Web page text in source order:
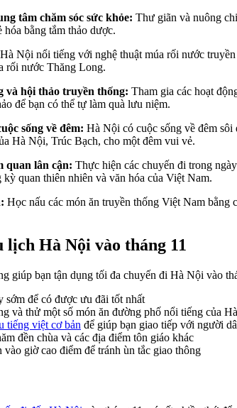
tâm chăm sóc sức khỏe: Thư giãn và nuông
bằng tắm thảo dược.
Hà Nội nổi tiếng với nghệ thuật múa rối nước
rối nước Thăng Long.
và hội thảo truyền thống: Tham gia các hoạt
để bạn có thể tự làm quà lưu niệm.
sống về đêm: Hà Nội có cuộc sống về đêm
Hà Nội, Trúc Bạch, cho một đêm vui vẻ.
quan lân cận: Thực hiện các chuyến đi trong
quan thiên nhiên và văn hóa của Việt Nam.
Học nấu các món ăn truyền thống Việt Nam
Hà Nội vào tháng 11
giúp bạn tận dụng tối đa chuyến đi Hà Nội vào
sớm để có được ưu đãi tốt nhất
và thử một số món ăn đường phố nổi tiếng của
tiếng việt cơ bản để giúp bạn giao tiếp với người
đền chùa và các địa điểm tôn giáo khác
giờ cao điểm để tránh ùn tắc giao thông